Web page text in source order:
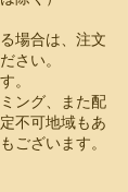
場合は、注文
さい。
。
ング、また配
不可地域もあ
ございます。